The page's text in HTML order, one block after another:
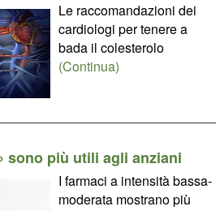
Le raccomandazioni dei
cardiologi per tenere a
bada il colesterolo
(Continua)
sono più utili agli anziani
I farmaci a intensità bassa-
moderata mostrano più